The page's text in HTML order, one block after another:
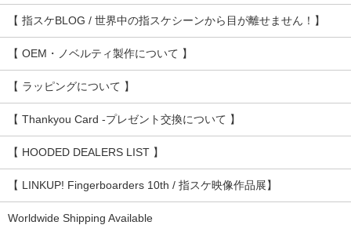
【 指スケBLOG / 世界中の指スケシーンから目が離せません！】
【 OEM・ノベルティ製作について 】
【 ラッピングについて 】
【 Thankyou Card -プレゼント交換について 】
【 HOODED DEALERS LIST 】
【 LINKUP! Fingerboarders 10th / 指スケ映像作品展】
Worldwide Shipping Available